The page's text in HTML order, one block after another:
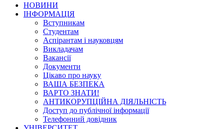
НОВИНИ
ІНФОРМАЦІЯ
Вступникам
Студентам
Аспірантам і науковцям
Викладачам
Вакансії
Документи
Цікаво про науку
ВАША БЕЗПЕКА
ВАРТО ЗНАТИ!
АНТИКОРУПЦІЙНА ДІЯЛЬНІСТЬ
Доступ до публічної інформації
Телефонний довідник